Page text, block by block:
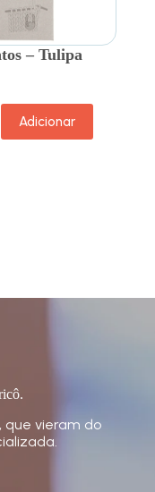
– Tulipa
Adicionar
que vieram do